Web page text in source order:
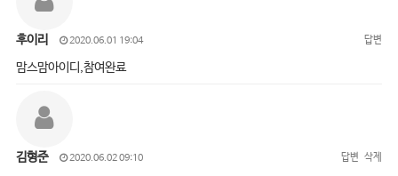
후이리 2020.06.01 19:04 답변
맘스맘아이디,참여완료
김형준 2020.06.02 09:10 답변 삭제